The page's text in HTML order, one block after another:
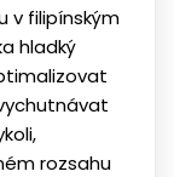
v filipínským
hladký
rozsahu